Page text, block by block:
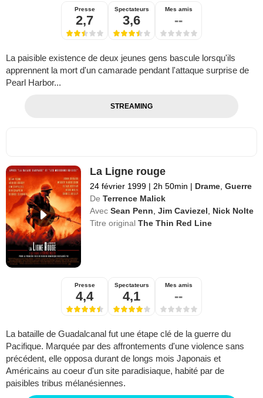
Presse
2,7
Spectateurs
3,6
Mes amis
--
La paisible existence de deux jeunes gens bascule lorsqu'ils
apprennent la mort d'un camarade pendant l'attaque surprise de
Pearl Harbor...
STREAMING
La Ligne rouge
24 février 1999 | 2h 50min | Drame ,Guerre
De Terrence Malick
Avec Sean Penn ,Jim Caviezel
Nick Nolte
Titre originalThe Thin Red Line
Presse
4,4
Spectateurs
4,1
Mes amis
--
La bataille de Guadalcanal fut une étape clé de la guerre du
Pacifique. Marquée par des affrontements d'une violence sans
précédent, elle opposa durant de longs mois Japonais et
Américains au coeur d'un site paradisiaque, habité par de
paisibles tribus mélanésiennes.